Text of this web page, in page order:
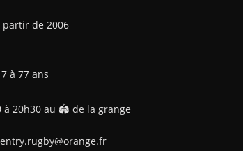
partir de 2006
7 à 77 ans
à 20h30 au 🏟️ de la grange